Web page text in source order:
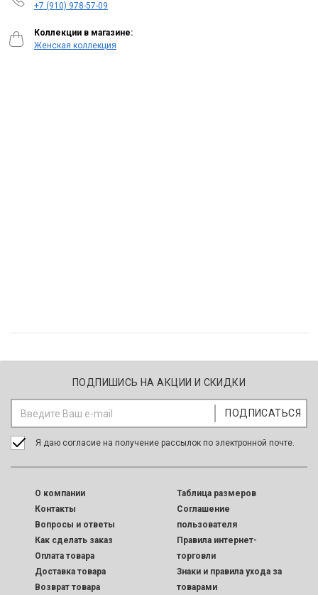
+7 (910) 978-57-09
Коллекции в магазине:
Женская коллекция
ПОДПИШИСЬ НА АКЦИИ И СКИДКИ
Я даю согласие на получение рассылок по электронной почте.
O компании
Контакты
Вопросы и ответы
Как сделать заказ
Оплата товара
Доставка товара
Возврат товара
Таблица размеров
Соглашение
пользователя
Правила интернет-
торговли
Знаки и правила ухода за
товарами